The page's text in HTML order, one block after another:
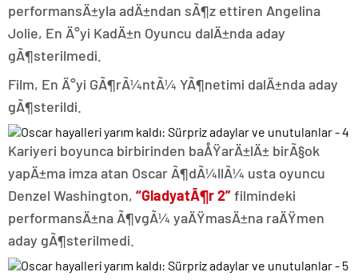
performansÄ±yla adÄ±ndan sÃ¶z ettiren Angelina
Jolie, En Ä°yi KadÄ±n Oyuncu dalÄ±nda aday
gÃ¶sterilmedi.
Film, En Ä°yi GÃ¶rÃ¼ntÃ¼ YÃ¶netimi dalÄ±nda aday
gÃ¶sterildi.
Kariyeri boyunca birbirinden baÅŸarÄ±lÄ± birÃ§ok
yapÄ±ma imza atan Oscar Ã¶dÃ¼llÃ¼ usta oyuncu
Denzel Washington, “GladyatÃ¶r 2”filmindeki
performansÄ±na Ã¶vgÃ¼ yaÄŸmasÄ±na raÄŸmen
aday gÃ¶sterilmedi.